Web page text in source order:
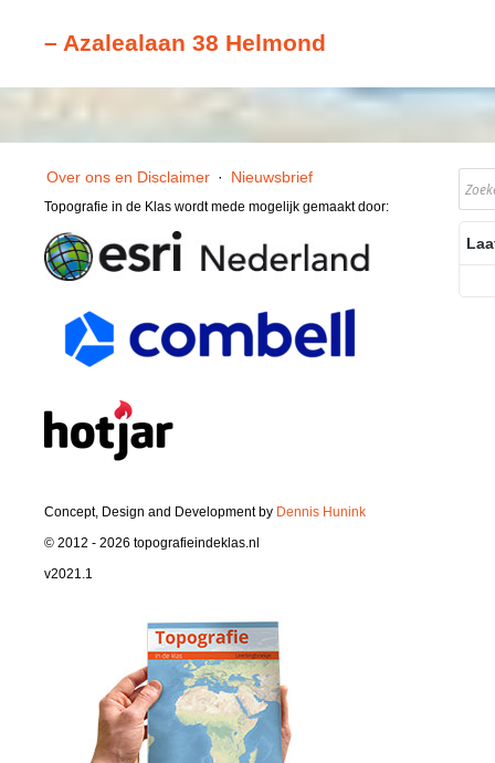
– Azalealaan 38 Helmond
Over ons en Disclaimer · Nieuwsbrief
Topografie in de Klas wordt mede mogelijk gemaakt door:
Concept, Design and Development by Dennis Hunink
© 2012 - 2026 topografieindeklas.nl
v2021.1